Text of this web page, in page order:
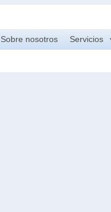
Sobre nosotros Servicios